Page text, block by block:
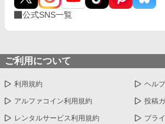
公式SNS一覧
ご利用について
利用規約 ヘルプ
アルファコイン利用規約 投稿
レンタルサービス利用規約 プラ